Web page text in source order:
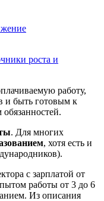
роста и
работу,
и быть готовым к
. Для многих
, хотя есть и
с зарплатой от
работы от 3 до 6
Из описания